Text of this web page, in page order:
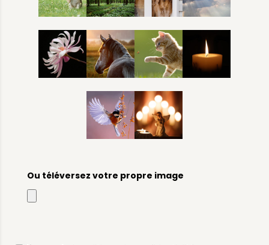
Ou téléversez votre propre image